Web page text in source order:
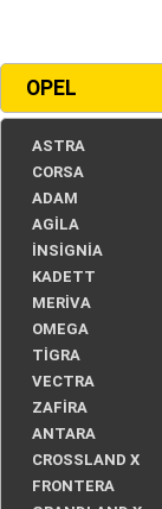
OPEL
ASTRA
CORSA
ADAM
AGİLA
İNSİGNİA
KADETT
MERİVA
OMEGA
TİGRA
VECTRA
ZAFİRA
ANTARA
CROSSLAND X
FRONTERA